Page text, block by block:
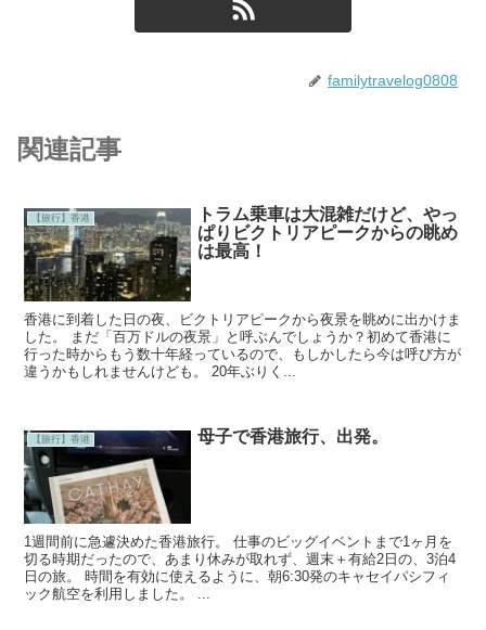
familytravelog0808
関連記事
【旅行】香港
トラム乗車は大混雑だけど、やっ
ぱりビクトリアピークからの眺め
は最高！
香港に到着した日の夜、ビクトリアピークから夜景を眺めに出かけま
した。 まだ「百万ドルの夜景」と呼ぶんでしょうか？初めて香港に
行った時からもう数十年経っているので、もしかしたら今は呼び方が
違うかもしれませんけども。 20年ぶりく...
【旅行】香港 母子で香港旅行、出発。
1週間前に急遽決めた香港旅行。 仕事のビッグイベントまで1ヶ月を
切る時期だったので、あまり休みが取れず、週末＋有給2日の、3泊4
日の旅。 時間を有効に使えるように、朝6:30発のキャセイパシフィ
ック航空を利用しました。 ...